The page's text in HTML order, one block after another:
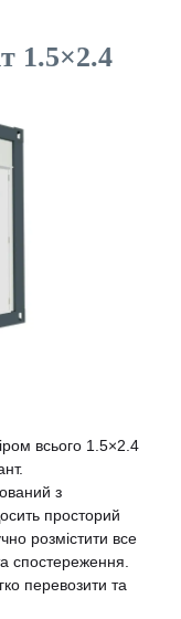
1.5×2.4
всього 1.5×2.4
з
просторий
розмістити все
спостереження.
перевозити та